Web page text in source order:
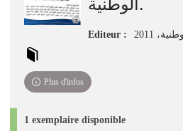
Editeur :
Plus d'infos
1 exemplaire disponible